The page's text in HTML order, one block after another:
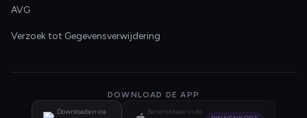
AVG
Verzoek tot Gegevensverwijdering
DOWNLOAD DE APP
Downloaden via Beschikbaar in de